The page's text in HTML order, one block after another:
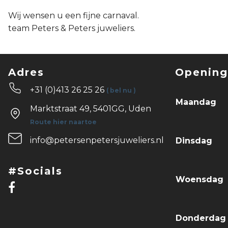
Wij wensen u een fijne carnaval.
team Peters & Peters juweliers.
Adres
+31 (0)413 26 25 26 ( bel nu )
Marktstraat 49, 5401GG, Uden
Route hier naartoe
info@petersenpetersjuweliers.nl
#Socials
Maandag
Dinsdag
Woensdag
Donderdag